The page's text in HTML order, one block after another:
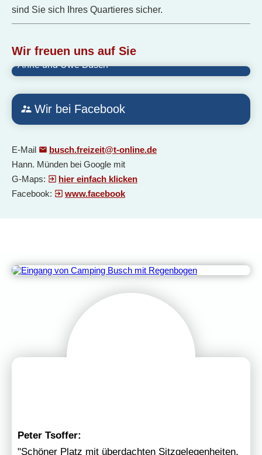
sind Sie sich Ihres Quartieres sicher.
Wir freuen uns auf Sie
Anne und Uwe Busch
Wir bei Facebook
E-Mail
busch.freizeit@t-online.de
Hann. Münden bei Google mit
G-Maps:
hier einfach klicken
Facebook:
www.facebook
Peter Tsoffer:
"Schöner Platz mit überdachten Sitzgelegenheiten,